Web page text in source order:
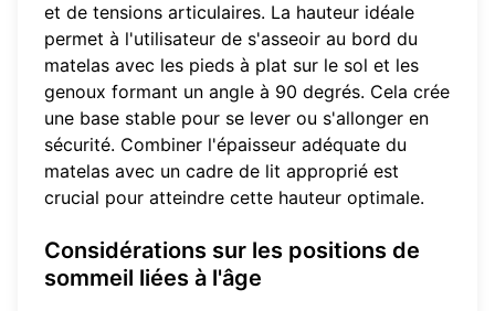
et de tensions articulaires. La hauteur idéale
permet à l'utilisateur de s'asseoir au bord du
matelas avec les pieds à plat sur le sol et les
genoux formant un angle à 90 degrés. Cela crée
une base stable pour se lever ou s'allonger en
sécurité. Combiner l'épaisseur adéquate du
matelas avec un cadre de lit approprié est
crucial pour atteindre cette hauteur optimale.
Considérations sur les positions de
sommeil liées à l'âge